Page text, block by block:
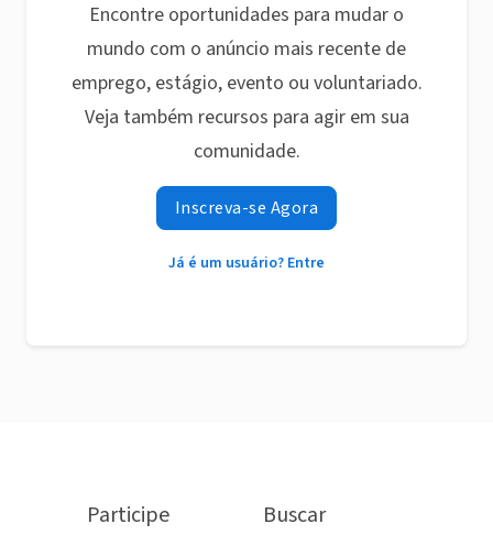
Encontre oportunidades para mudar o
mundo com o anúncio mais recente de
emprego, estágio, evento ou voluntariado.
Veja também recursos para agir em sua
comunidade.
Inscreva-se Agora
Já é um usuário? Entre
Participe
Buscar